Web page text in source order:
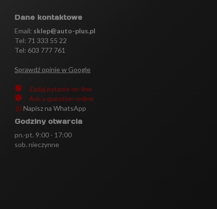
Dane kontaktowe
Email: sklep@auto-plus.pl
Tel: 71 333 55 22
Tel: 603 777 761
Sprawdź opinie w Google
Zadaj pytanie on-line
Ask a question online
Napisz na WhatsApp
Godziny otwarcia
pn.-pt. 9:00 - 17:00
sob. nieczynne